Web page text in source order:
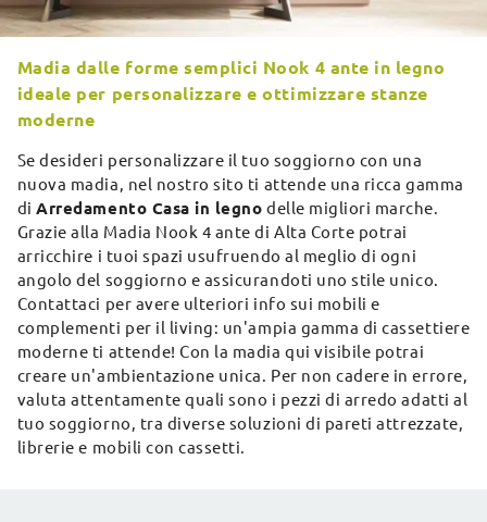
Madia dalle forme semplici Nook 4 ante in legno
ideale per personalizzare e ottimizzare stanze
moderne
Se desideri personalizzare il tuo soggiorno con una
nuova madia, nel nostro sito ti attende una ricca gamma
diArredamento Casa in legno delle migliori marche.
Grazie alla Madia Nook 4 ante di Alta Corte potrai
arricchire i tuoi spazi usufruendo al meglio di ogni
angolo del soggiorno e assicurandoti uno stile unico.
Contattaci per avere ulteriori info sui mobili e
complementi per il living: un'ampia gamma di cassettiere
moderne ti attende! Con la madia qui visibile potrai
creare un'ambientazione unica. Per non cadere in errore,
valuta attentamente quali sono i pezzi di arredo adatti al
tuo soggiorno, tra diverse soluzioni di pareti attrezzate,
librerie e mobili con cassetti.